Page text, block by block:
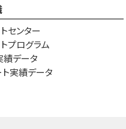
センター
プログラム
績データ
実績データ